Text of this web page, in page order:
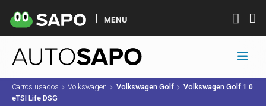
MENU
Carros usados Volkswagen Volkswagen Golf
Volkswagen Golf 1.0
eTSI Life DSG